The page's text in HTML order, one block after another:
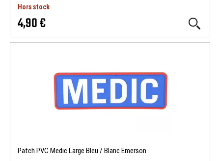
Hors stock
4,90 €
Patch PVC Medic Large Bleu / Blanc Emerson